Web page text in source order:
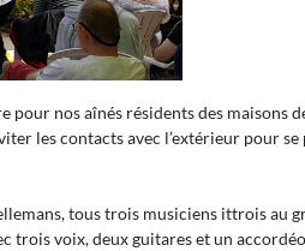
nos aînés résidents des maisons
les contacts avec l’extérieur pour
tous trois musiciens ittrois au
trois voix, deux guitares et un